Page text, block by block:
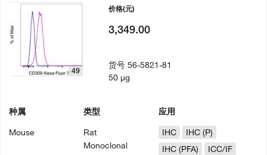
49
种属
Mouse
类型
Rat
Monoclonal
应用
IHC
IHC (P)
IHC (PFA)
ICC/IF
价格(元)
3,349.00
货号56-5821-81
50 µg